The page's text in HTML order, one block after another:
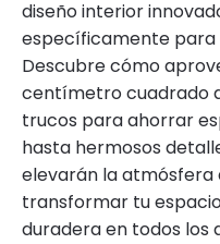
diseño interior
específicamente para
Descubre cómo
centímetro cuadrado
trucos para ahorrar
hasta hermosos
elevarán la atmósfera
transformar tu
duradera en todos los